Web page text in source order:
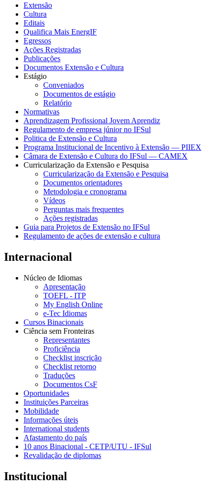
Extensão
Cultura
Editais
Qualifica Mais EnergIF
Egressos
Ações Registradas
Publicações
Documentos Extensão e Cultura
Estágio
Conveniados
Documentos de estágio
Relatório
Normativas
Aprendizagem Profissional Jovem Aprendiz
Regulamento de empresa júnior no IFSul
Politica de Extensão e Cultura
Programa Institucional de Incentivo à Extensão — PIIEX
Câmara de Extensão e Cultura do IFSul — CAMEX
Curricularização da Extensão e Pesquisa
Curricularização da Extensão e Pesquisa
Documentos orientadores
Metodologia e cronograma
Vídeos
Perguntas mais frequentes
Ações registradas
Guia para Projetos de Extensão no IFSul
Regulamento de ações de extensão e cultura
Internacional
Núcleo de Idiomas
Apresentação
TOEFL - ITP
My English Online
e-Tec Idiomas
Cursos Binacionais
Ciência sem Fronteiras
Representantes
Proficiência
Checklist inscrição
Checklist retorno
Traduções
Documentos CsF
Oportunidades
Instituições Parceiras
Mobilidade
Informações úteis
International students
Afastamento do país
10 anos Binacional - CETP/UTU - IFSul
Revalidação de diplomas
Institucional